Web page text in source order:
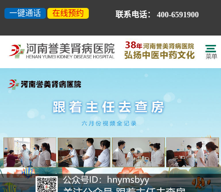
一键通话 在线预约 联系电话： 400-6591900